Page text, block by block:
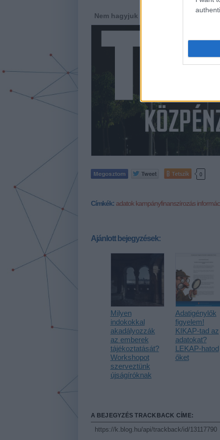
Nem hagyjuk annyiban! Támogass
Tetszik 0
Címkék: adatok kampányfinanszírozás
Ajánlott bejegyzések:
Milyen
indokokkal
akadályozzák
az emberek
tájékoztatását?
Workshopot
szerveztünk
újságíróknak
Adatigénylők
figyelem!
KIKAP-tad az
adatokat?
LEKAP-hatod
őket
A BEJEGYZÉS TRACKBACK CÍME:
https://k.blog.hu/api/trackback/id/13117790